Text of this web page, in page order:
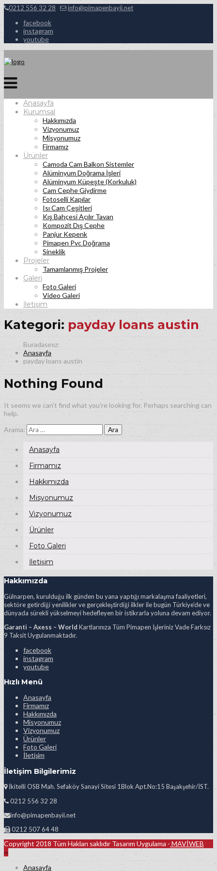
0212 556 32 28 info@pimapenbayii.net
facebook
instagram
youtube
Anasayfa
Kurumsal
Hakkımızda
Vizyonumuz
Misyonumuz
Firmamız
Ürünler
Camoda Cam Balkon Sistemler
Alüminyum Doğrama İşleri
Alüminyum Küpeşte (Korkuluk)
Cam Cephe Giydirme
Fotoselli Kapılar
Isı Cam Çeşitleri
Kış Bahçesi Açılır Tavan
Kompozit Dış Cephe
Panjur Kepenk
Pimapen Pvc Doğrama
Sineklik
Projeler
Tamamlanmış Projeler
Galeri
Foto Galeri
Video Galeri
İletişim
Kategori: payday loans austin
Anasayfa
payday loans austin
Nothing Found
It seems we can’t find what you’re looking for. Perhaps searching can
help.
Arama:
Anasayfa
Firmamız
Hakkımızda
Misyonumuz
Vizyonumuz
Ürünler
Foto Galeri
İletişim
Hakkımızda
Gülnarpen, kurulduğu ilk günden bu yana yaptığı markalaşma faaliyetleri,
sektöre getirdiği yenilikler ve gerçekleştirdiği ilkler ile bugün Türkiye’de ve
dünyada sürekli yükselmeyi hedefleyen bir istikrarla yoluna devam ediyor.
Garanti – Axess – World Kartlarınıza Tüm Pimapen İşleriniz Vade Farksız
9 Taksit Uygulanmaktadır.
facebook
instagram
youtube
Hızlı Menü
Anasayfa
Firmamız
Hakkımızda
Misyonumuz
Vizyonumuz
Ürünler
Foto Galeri
İletişim
İletişim Bilgilerimiz
İkitelli OSB Mah. Sefaköy Sanayi Sitesi 1Blok Apt.No:15 Başakşehir/İST.
0212 556 32 28
info@pimapenbayii.net
0212 507 64 48
Copyright 2018 Tüm Hakları saklıdır Tasarım Uygulama - MAVİWEB
Anasayfa